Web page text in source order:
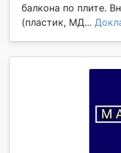
балкона по плите.
(пластик, МД...